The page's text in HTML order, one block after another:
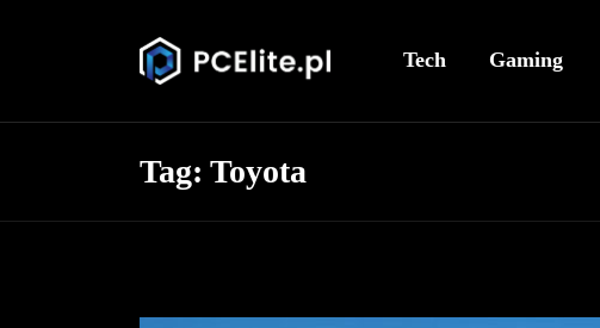
Tech Gaming
Tag: Toyota